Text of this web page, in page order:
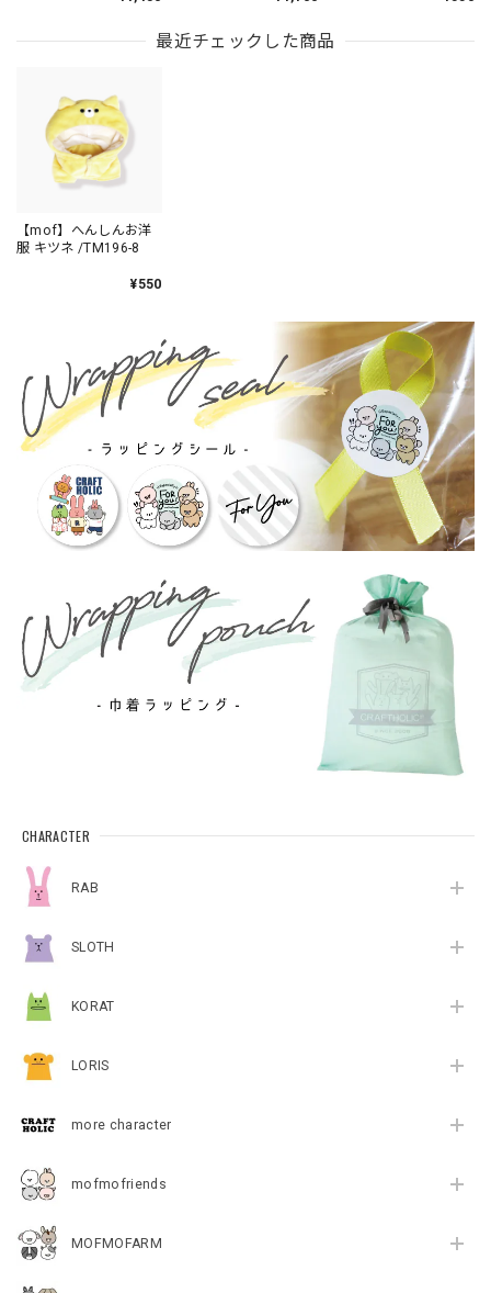
CHARACTER
RAB
SLOTH
KORAT
LORIS
more character
mofmofriends
MOFMOFARM
最近チェックした商品
【mof】へんしんお洋
服 キツネ /TM196-8
¥550